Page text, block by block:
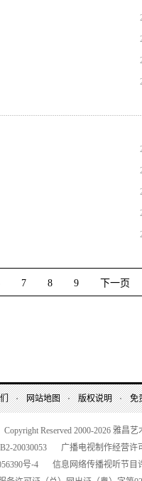
7 8 9 下一页
网站地图 版权说明 免
Copyright Reserved 2000-2026 雅昌艺
B2-20030053 广播电视制作经营许
号-4 信息网络传播视听节目